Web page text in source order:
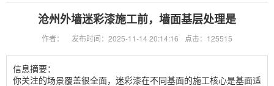
沧州外墙迷彩漆施工前，墙面基层处理是
作者： 发布时间：2025-11-14 20:14:16 点击：125515
信息摘要：
你关注的场景覆盖很全面，迷彩漆在不同基面的施工核心是基面适